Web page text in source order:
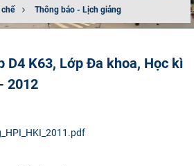
Thông báo - Lịch giảng
D4 K63, Lớp Đa khoa, Học kì
2012